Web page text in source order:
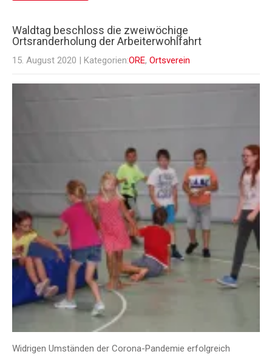
Waldtag beschloss die zweiwöchige
Ortsranderholung der Arbeiterwohlfahrt
15. August 2020 | Kategorien:ORE, Ortsverein
Widrigen Umständen der Corona-Pandemie erfolgreich